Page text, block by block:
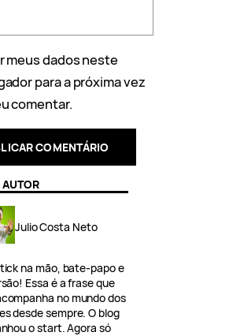
meus dados neste
para a próxima vez
comentar.
AUTOR
Julio Costa Neto
na mão, bate-papo e
Essa é a frase que
no mundo dos
desde sempre. O blog
o start. Agora só